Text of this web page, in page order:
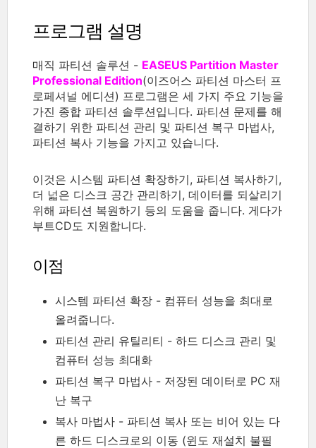
프로그램 설명
매직 파티션 솔루션 - EASEUS Partition Master
Professional Edition(이즈어스 파티션 마스터 프
로페셔널 에디션) 프로그램은 세 가지 주요 기능을
가진 종합 파티션 솔루션입니다. 파티션 문제를 해
결하기 위한 파티션 관리 및 파티션 복구 마법사,
파티션 복사 기능을 가지고 있습니다.
이것은 시스템 파티션 확장하기, 파티션 복사하기,
더 넓은 디스크 공간 관리하기, 데이터를 되살리기
위해 파티션 복원하기 등의 도움을 줍니다. 게다가
부트CD도 지원합니다.
이점
시스템 파티션 확장 - 컴퓨터 성능을 최대로
올려줍니다.
파티션 관리 유틸리티 - 하드 디스크 관리 및
컴퓨터 성능 최대화
파티션 복구 마법사 - 저장된 데이터로 PC 재
난 복구
복사 마법사 - 파티션 복사 또는 비어 있는 다
른 하드 디스크로의 이동 (윈도 재설치 불필